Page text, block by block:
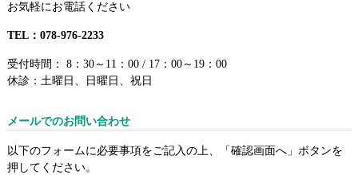
お気軽にお電話ください
TEL：078-976-2233
受付時間： 8：30～11：00 / 17：00～19：00
休診：土曜日、日曜日、祝日
メールでのお問い合わせ
以下のフォームに必要事項をご記入の上、「確認画面へ」ボタンを
押してください。